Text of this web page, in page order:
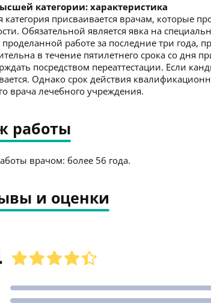
категории: характеристика
присваивается врачам, которые
Обязательной является явка на
проделанной работе за последние три года,
в течение пятилетнего срока со дня
посредством переаттестации. Если
Однако срок действия
врача лечебного учреждения.
работы
врачом: более 56 года.
и оценки